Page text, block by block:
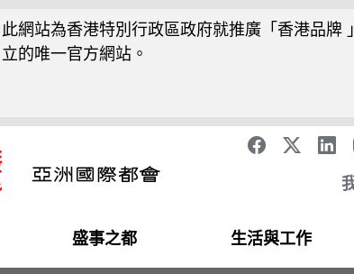
此網站為香港特別行政區政府就推廣「香港品牌
立的唯一官方網站。
盛事之都 生活與工作